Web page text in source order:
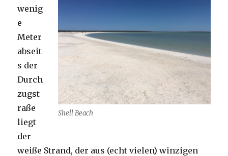
Shell Beach
wenig
e
Meter
abseit
s der
Durch
zugst
raße
liegt
der
weiße Strand, der aus (echt vielen) winzigen